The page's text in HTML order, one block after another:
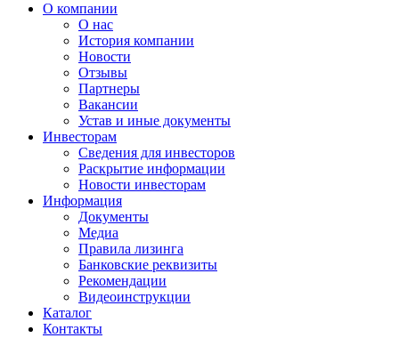
О компании
О нас
История компании
Новости
Отзывы
Партнеры
Вакансии
Устав и иные документы
Инвесторам
Сведения для инвесторов
Раскрытие информации
Новости инвесторам
Информация
Документы
Медиа
Правила лизинга
Банковские реквизиты
Рекомендации
Видеоинструкции
Каталог
Контакты